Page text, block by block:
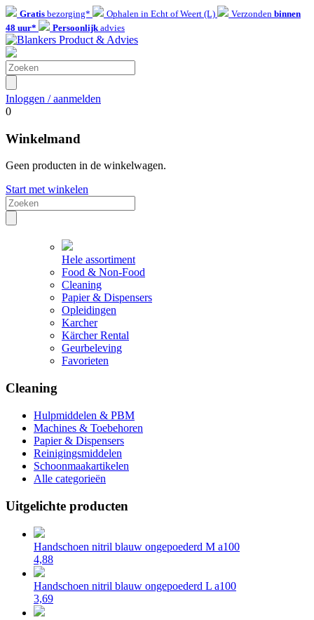
Gratis bezorging* Ophalen in Echt of Weert (L) Verzonden binnen
48 uur*
Persoonlijkadvies
Inloggen / aanmelden
0
Winkelmand
Geen producten in de winkelwagen.
Start met winkelen
Hele assortiment
Food & Non-Food
Cleaning
Papier & Dispensers
Opleidingen
Karcher
Kärcher Rental
Geurbeleving
Favorieten
Cleaning
Hulpmiddelen & PBM
Machines & Toebehoren
Papier & Dispensers
Reinigingsmiddelen
Schoonmaakartikelen
Alle categorieën
Uitgelichte producten
Handschoen nitril blauw ongepoederd M a100
4,88
Handschoen nitril blauw ongepoederd L a100
3,69